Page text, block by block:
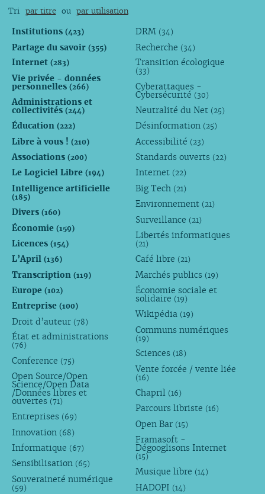
Tri par titre ou par utilisation
Institutions (423)
Partage du savoir (355)
Internet (283)
Vie privée - données
personnelles (266)
Administrations et
collectivités (244)
Éducation (222)
Libre à vous ! (210)
Associations (200)
Le Logiciel Libre (194)
Intelligence artificielle
(185)
Divers (160)
Économie (159)
Licences (154)
L’April (136)
Transcription (119)
Europe (102)
Entreprise (100)
Droit d’auteur (78)
État et administrations
(76)
Conference (75)
Open Source/Open
Science/Open Data
/Données libres et
ouvertes (71)
Entreprises (69)
Innovation (68)
Informatique (67)
Sensibilisation (65)
Souveraineté numérique
(59)
DRM (34)
Recherche (34)
Transition écologique
(33)
Cyberattaques -
Cybersécurité (30)
Neutralité du Net (25)
Désinformation (25)
Accessibilité (23)
Standards ouverts (22)
Internet (22)
Big Tech (21)
Environnement (21)
Surveillance (21)
Libertés informatiques
(21)
Café libre (21)
Marchés publics (19)
Économie sociale et
solidaire (19)
Wikipédia (19)
Communs numériques
(19)
Sciences (18)
Vente forcée / vente liée
(16)
Chapril (16)
Parcours libriste (16)
Open Bar (15)
Framasoft -
Dégooglisons Internet
(15)
Musique libre (14)
HADOPI (14)